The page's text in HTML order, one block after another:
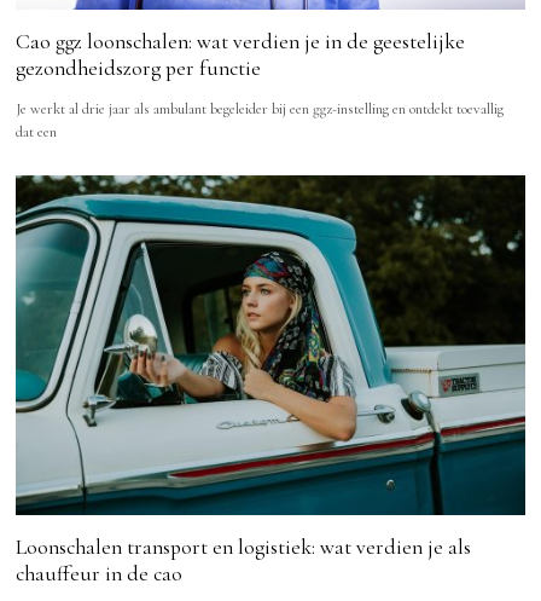
Cao ggz loonschalen: wat verdien je in de geestelijke
gezondheidszorg per functie
Je werkt al drie jaar als ambulant begeleider bij een ggz-instelling en ontdekt toevallig
dat een
Loonschalen transport en logistiek: wat verdien je als
chauffeur in de cao